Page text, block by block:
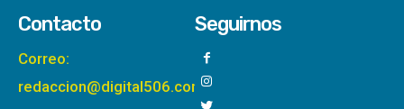
Contacto
Correo:
redaccion@digital506.com
Seguirnos